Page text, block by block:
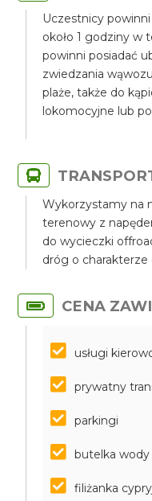
Uczestnicy
około 1 godziny
powinni posiadać
zwiedzania
plaże, także do
lokomocyjne lub
Wykorzystamy na
terenowy z
do wycieczki
dróg o
CENA
usługi
prywatny
parkingi
butelka wody
filiżanka